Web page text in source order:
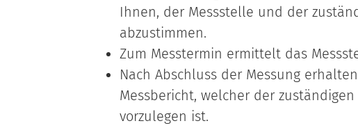
Ihnen, der Messstelle und der
abzustimmen.
Zum Messtermin ermittelt das
Nach Abschluss der Messung
Messbericht, welcher der
vorzulegen ist.